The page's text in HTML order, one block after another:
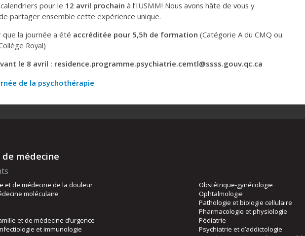
pour le 12 avril prochain à l’IUSMM! Nous avons hâte de vous y
partager ensemble cette expérience unique.
que la journée a été accréditée pour 5,5h de formation (Catégorie A du CMQ ou
Royal)
le 8 avril : residence.programme.psychiatrie.cemtl@ssss.gouv.qc.ca
de la psychothérapie
de médecine
et de médecine de la douleur
moléculaire
et de médecine d’urgence
et immunologie
Obstétrique-gynécologie
Ophtalmologie
Pathologie et biologie cellulaire
Pharmacologie et physiologie
Pédiatrie
Psychiatrie et d’addictologie